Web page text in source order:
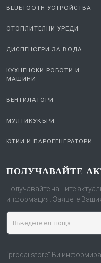
BLUETOOTH УСТРОЙСТВА
ОТОПЛИТЕЛНИ УРЕДИ
ДИСПЕНСЕРИ ЗА ВОДА
КУХНЕНСКИ РОБОТИ И
МАШИНИ
ВЕНТИЛАТОРИ
МУЛТИКУКЪРИ
ЮТИИ И ПАРОГЕНЕРАТОРИ
ПОЛУЧАВАЙТЕ
Получавайте нашите
информация. Заявете
“prodai.store“ Ви